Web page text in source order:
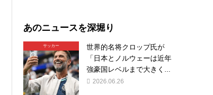
あのニュースを深堀り
サッカー
世界的名将クロップ氏が
「日本とノルウェーは近年
強豪国レベルまで大きく...
2026.06.26